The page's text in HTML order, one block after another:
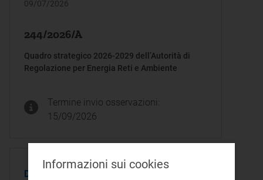
09/07/2026
244/2026/A
Quadro strategico 2026-2029 dell’Autorità di
Regolazione per Energia Reti e Ambiente
Termine invio osservazioni:
15/09/2026
DELIBERA
Informazioni sui cookies